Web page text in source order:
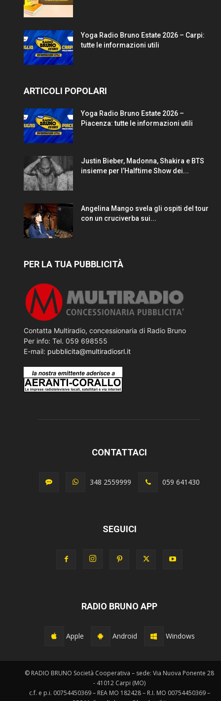
Yoga Radio Bruno Estate 2026 – Carpi:
tutte le informazioni utili
ARTICOLI POPOLARI
Yoga Radio Bruno Estate 2026 –
Piacenza: tutte le informazioni utili
Justin Bieber, Madonna, Shakira e BTS
insieme per l’Halftime Show dei...
Angelina Mango svela gli ospiti del tour
con un cruciverba sui...
PER LA TUA PUBBLICITÀ
Contatta Multiradio, concessionaria di Radio Bruno
Per info: Tel. 059 698555
E-mail: pubblicita@multiradiosrl.it
CONTATTACI
348 2559999 059 641430
SEGUICI
RADIO BRUNO APP
Apple Android Windows
© RADIO BRUNO Società Cooperativa – sede: Via Nuova Ponente 28
- 41012 Carpi (MO)
c.f. e p.i. 00754450369 – REA MO 182428 – R.I. MO 00754450369 –